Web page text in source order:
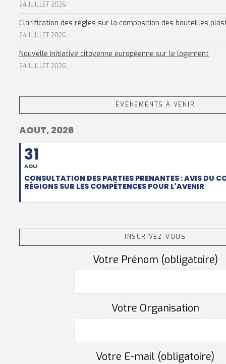
24 JUILLET 2026
Clarification des règles sur la composition des bouteilles
24 JUILLET 2026
Nouvelle initiative citoyenne européenne sur le logement
24 JUILLET 2026
EVÈNEMENTS À VENIR
AOUT, 2026
31
AOU
CONSULTATION DES PARTIES PRENANTES : AVIS DU
RÉGIONS SUR LES COMPÉTENCES POUR L'AVENIR
INSCRIVEZ-VOUS
Votre Prénom (obligatoire)
Votre Organisation
Votre E-mail (obligatoire)